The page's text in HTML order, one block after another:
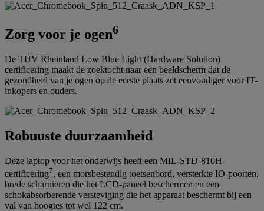
Zorg voor je ogen6
De TÜV Rheinland Low Blue Light (Hardware Solution)
certificering maakt de zoektocht naar een beeldscherm dat de
gezondheid van je ogen op de eerste plaats zet eenvoudiger voor IT-
inkopers en ouders.
Robuuste duurzaamheid
Deze laptop voor het onderwijs heeft een MIL-STD-810H-
certificering7, een morsbestendig toetsenbord, versterkte IO-poorten,
brede scharnieren die het LCD-paneel beschermen en een
schokabsorberende versteviging die het apparaat beschermt bij een
val van hoogtes tot wel 122 cm.